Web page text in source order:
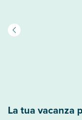
La tua vacanza